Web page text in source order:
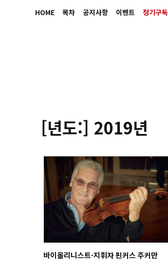
HOME 목차 공지사항 이벤트 정기구독
[년도:] 2019년
바이올리니스트·지휘자 핀커스 주커만